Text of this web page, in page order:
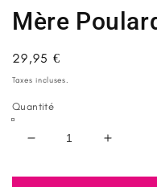
fenêtre
modale
Mère
Prix
habituel
29,95 €
Taxes incluses.
Quantité
Réduire
quantité
quantité